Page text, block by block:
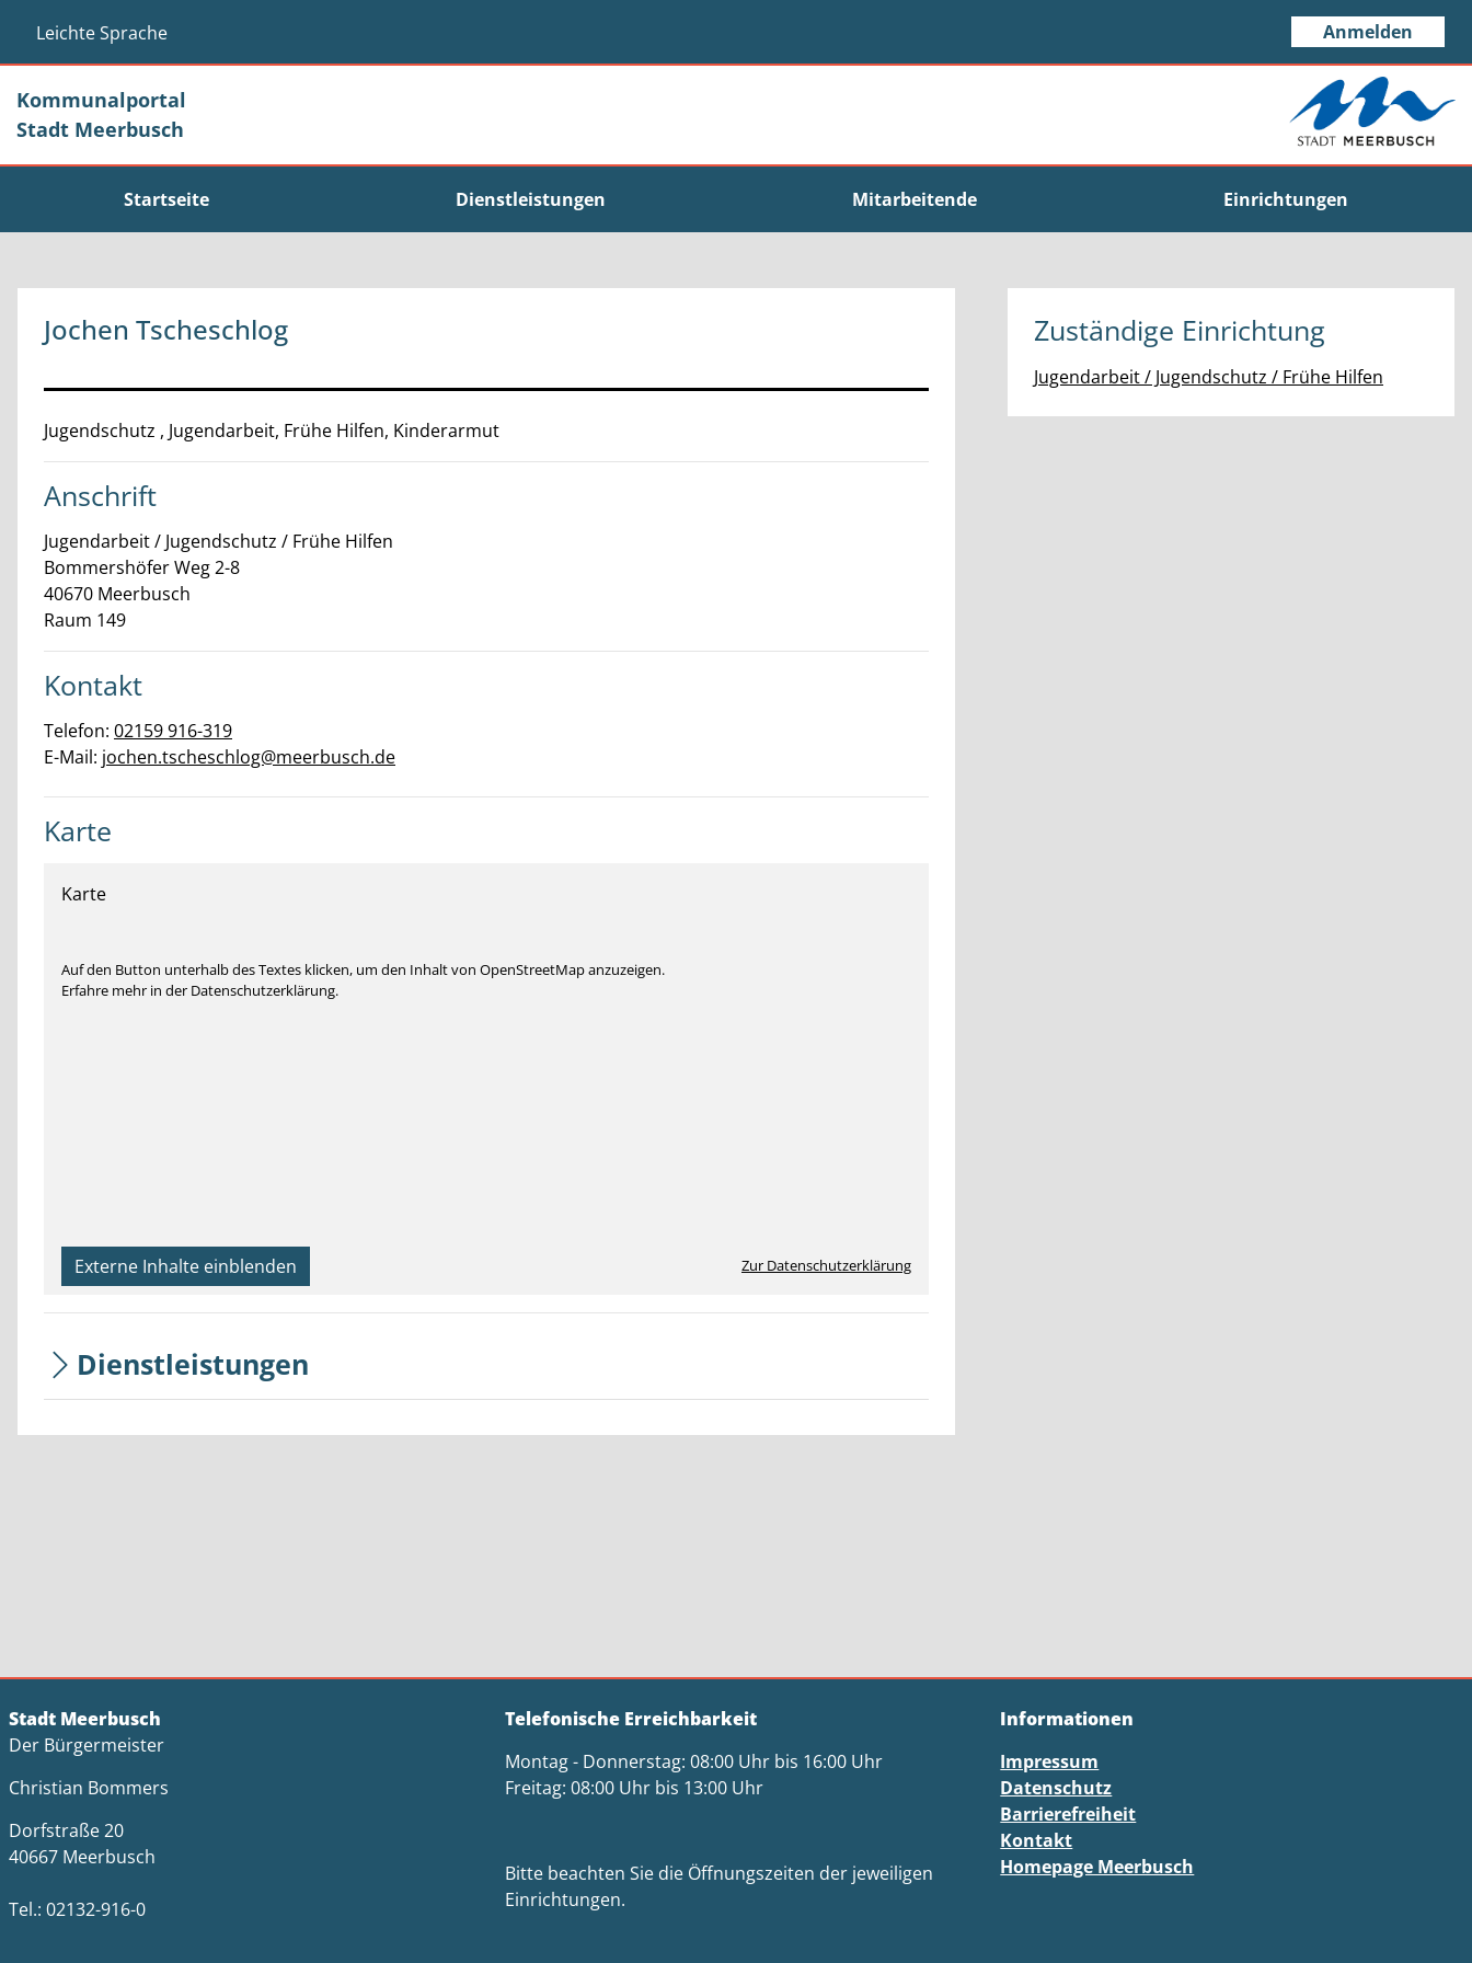
Zum Hauptinhalt springen
Leichte Sprache
Anmelden
Kommunalportal
Stadt Meerbusch
Startseite Dienstleistungen Mitarbeitende Einrichtungen
Jochen Tscheschlog
Beschreibung
Jugendschutz , Jugendarbeit, Frühe Hilfen, Kinderarmut
Anschrift
Jugendarbeit / Jugendschutz / Frühe Hilfen
Bommershöfer Weg2-8
40670 Meerbusch
Raum 149
Kontakt
Telefon: 02159 916-319
E-Mail: jochen.tscheschlog@meerbusch.de
Karte
Karte
Auf den Button unterhalb des Textes klicken, um den Inhalt von OpenStreetMap anzuzeigen.
Erfahre mehr in der Datenschutzerklärung.
Externe Inhalte einblenden Zur Datenschutzerklärung
Dienstleistungen
Zuständige Einrichtung
Jugendarbeit / Jugendschutz / Frühe Hilfen
Stadt Meerbusch
Der Bürgermeister
Christian Bommers
Dorfstraße 20
40667 Meerbusch
Tel.: 02132-916-0
Telefonische Erreichbarkeit
Montag - Donnerstag: 08:00 Uhr bis 16:00 Uhr
Freitag: 08:00 Uhr bis 13:00 Uhr
Bitte beachten Sie die Öffnungszeiten der jeweiligen
Einrichtungen.
Informationen
Impressum
Datenschutz
Barrierefreiheit
Kontakt
Homepage Meerbusch